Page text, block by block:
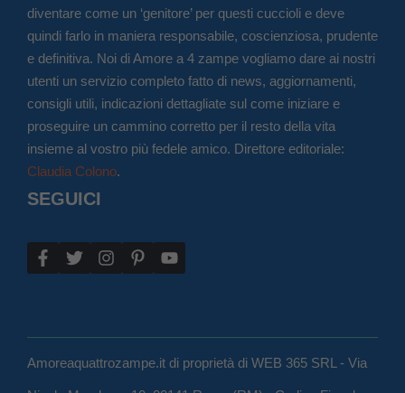
diventare come un ‘genitore’ per questi cuccioli e deve
quindi farlo in maniera responsabile, coscienziosa, prudente
e definitiva. Noi di Amore a 4 zampe vogliamo dare ai nostri
utenti un servizio completo fatto di news, aggiornamenti,
consigli utili, indicazioni dettagliate sul come iniziare e
proseguire un cammino corretto per il resto della vita
insieme al vostro più fedele amico. Direttore editoriale:
Claudia Colono.
SEGUICI
Amoreaquattrozampe.it di proprietà di WEB 365 SRL - Via